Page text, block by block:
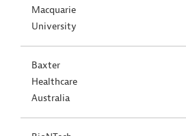
Macquarie
University
Baxter
Healthcare
Australia